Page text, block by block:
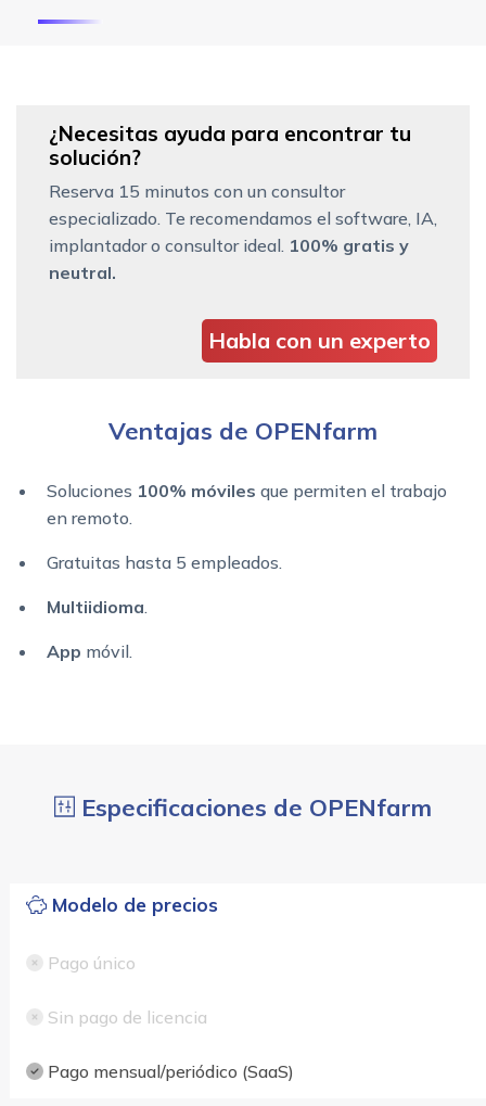
¿Necesitas ayuda para encontrar tu
solución?
Reserva 15 minutos con un consultor
especializado. Te recomendamos el software, IA,
implantador o consultor ideal. 100% gratis y
neutral.
Habla con un experto
Ventajas de OPENfarm
Soluciones 100% móviles que permiten el trabajo
en remoto.
Gratuitas hasta 5 empleados.
Multiidioma
App móvil.
Especificaciones de OPENfarm
Modelo de precios
Pago único
Sin pago de licencia
Pago mensual/periódico (SaaS)